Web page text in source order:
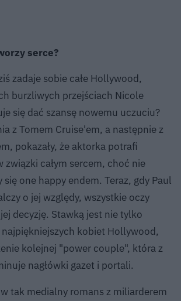
serce?
zadaje sobie całe Hollywood,
burzliwych przejściach Nicole
się dać szansę nowemu uczuciu?
z Tomem Cruise'em, a następnie z
pokazały, że aktorka potrafi
związki całym sercem, choć nie
się one happy endem. Teraz, gdy Paul
o jej względy, wszystkie oczy
decyzję. Stawką jest nie tylko
kobiet Hollywood,
kolejnej "power couple", która z
nagłówki gazet i portali.
tak medialny romans z miliarderem